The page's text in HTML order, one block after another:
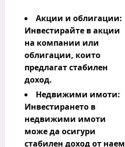
Акции и облигации:
Инвестирайте в акции
на компании или
облигации, които
предлагат стабилен
доход.
Недвижими имоти:
Инвестирането в
недвижими имоти
може да осигури
стабилен доход от наем